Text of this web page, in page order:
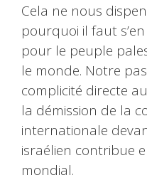
Cela ne nous
pourquoi il faut
pour le peuple
le monde. Notre
complicité directe
la démission de la
internationale
israélien contribue
mondial.